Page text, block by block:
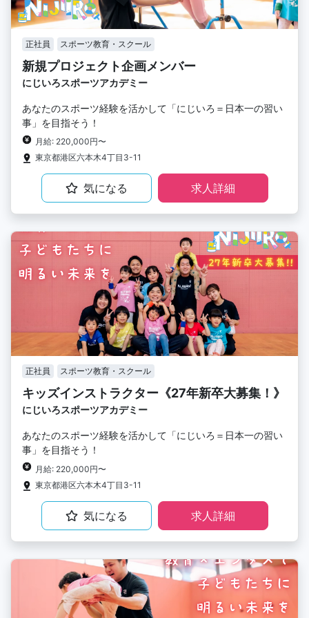
正社員 スポーツ教育・スクール
新規プロジェクト企画メンバー
にじいろスポーツアカデミー
あなたのスポーツ経験を活かして「にじいろ＝日本一の習い
事」を目指そう！
月給: 220,000円〜
東京都港区六本木4丁目3-11
気になる 求人詳細
正社員 スポーツ教育・スクール
キッズインストラクター《27年新卒大募集！》
にじいろスポーツアカデミー
あなたのスポーツ経験を活かして「にじいろ＝日本一の習い
事」を目指そう！
月給: 220,000円〜
東京都港区六本木4丁目3-11
気になる 求人詳細